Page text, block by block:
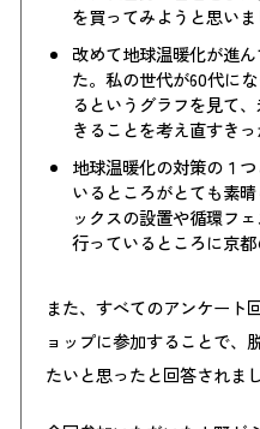
を買ってみようと思いま
改めて地球温暖化が進
た。私の世代が60代に
るというグラフを見て
きることを考え直すきっ
地球温暖化の対策の１
いるところがとても素
ックスの設置や循環フ
行っているところに京都
また、すべてのアンケート
ョップに参加することで、
たいと思ったと回答されまし